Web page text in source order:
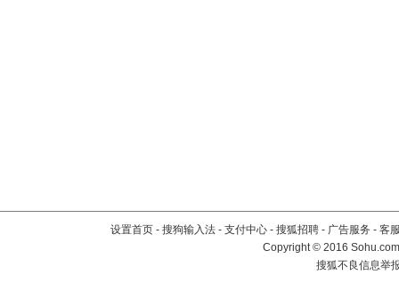
设置首页 - 搜狗输入法 - 支付中心 - 搜狐招聘 - 广告服务 - 客
Copyright©2016
搜狐不良信息举